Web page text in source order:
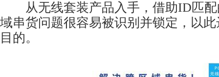
从无线套装产品入手，借助ID匹配
域串货问题很容易被识别并锁定，以
目的。